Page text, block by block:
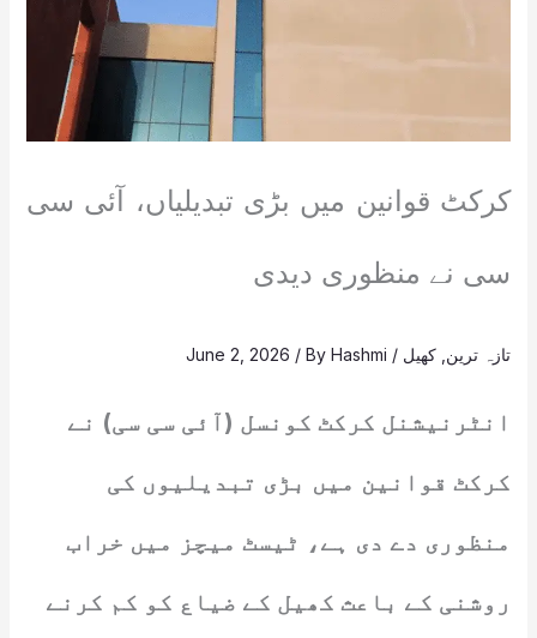
کرکٹ قوانین میں بڑی تبدیلیاں، آئی سی
سی نے منظوری دیدی
تازہ ترین کھیل /
June 2, 2026 / ByHashmi
انٹرنیشنل کرکٹ کونسل (آئی سی سی) نے
کرکٹ قوانین میں بڑی تبدیلیوں کی
منظوری دے دی ہے، ٹیسٹ میچز میں خراب
روشنی کے باعث کھیل کے ضیاع کو کم کرنے